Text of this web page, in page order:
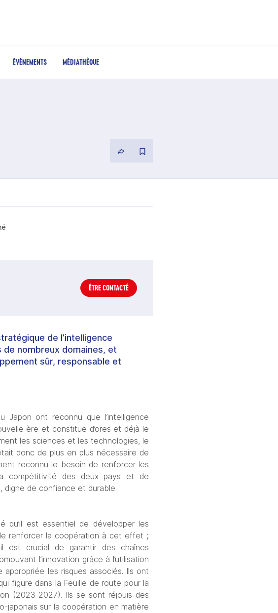
ÉVÉNEMENTS MÉDIATHÈQUE
ÊTRE CONTACTÉ
de l’intelligence
nombreux domaines, et
sûr, responsable et
Japon ont reconnu que l’intelligence
ère et constitue d’ores et déjà le
les sciences et les technologies, le
donc de plus en plus nécessaire de
reconnu le besoin de renforcer les
la compétitivité des deux pays et de
digne de confiance et durable.
qu’il est essentiel de développer les
renforcer la coopération à cet effet ;
est crucial de garantir des chaînes
l’innovation grâce à l’utilisation
les risques associés. Ils ont
figure dans la Feuille de route pour la
(2023-2027). Ils se sont réjouis des
japonais sur la coopération en matière